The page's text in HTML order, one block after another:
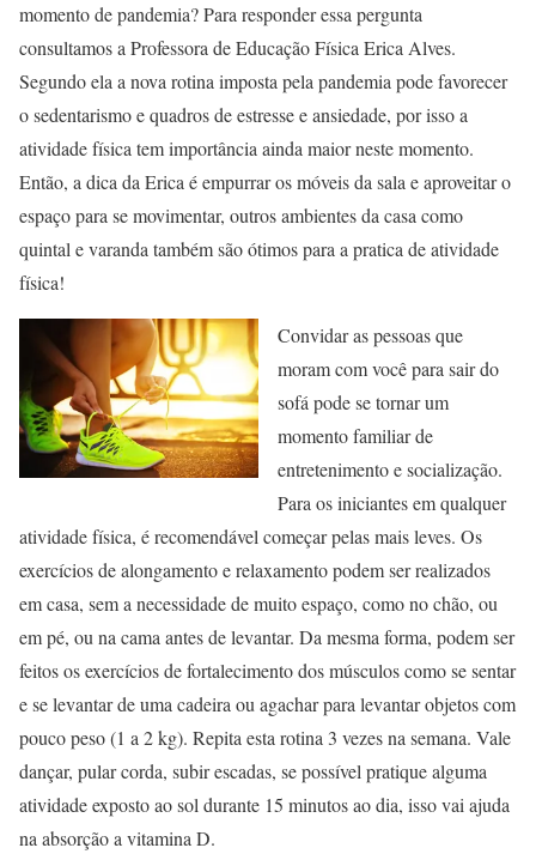
momento de pandemia? Para responder essa pergunta
consultamos a Professora de Educação Física Erica Alves.
Segundo ela a nova rotina imposta pela pandemia pode favorecer
o sedentarismo e quadros de estresse e ansiedade, por isso a
atividade física tem importância ainda maior neste momento.
Então, a dica da Erica é empurrar os móveis da sala e aproveitar o
espaço para se movimentar, outros ambientes da casa como
quintal e varanda também são ótimos para a pratica de atividade
física!
Convidar as pessoas que
moram com você para sair do
sofá pode se tornar um
momento familiar de
entretenimento e socialização.
Para os iniciantes em qualquer
atividade física, é recomendável começar pelas mais leves. Os
exercícios de alongamento e relaxamento podem ser realizados
em casa, sem a necessidade de muito espaço, como no chão, ou
em pé, ou na cama antes de levantar. Da mesma forma, podem ser
feitos os exercícios de fortalecimento dos músculos como se sentar
e se levantar de uma cadeira ou agachar para levantar objetos com
pouco peso (1 a 2 kg). Repita esta rotina 3 vezes na semana. Vale
dançar, pular corda, subir escadas, se possível pratique alguma
atividade exposto ao sol durante 15 minutos ao dia, isso vai ajuda
na absorção a vitamina D.